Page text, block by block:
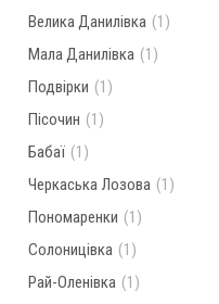
Велика Данилівка (1)
Мала Данилівка (1)
Подвірки (1)
Пісочин (1)
Бабаї (1)
Черкаська Лозова (1)
Пономаренки (1)
Солоницівка (1)
Рай-Оленівка (1)